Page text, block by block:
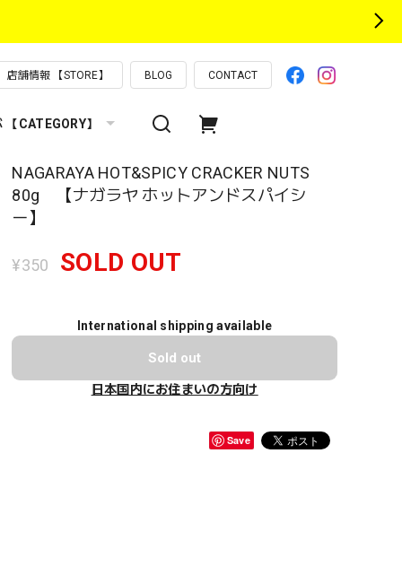
店舗情報 【STORE】 BLOG CONTACT
CATEGORY】
NAGARAYA HOT&SPICY CRACKER NUTS
80g 【ナガラヤ ホットアンドスパイシ
ー】
¥350 SOLD OUT
International shipping available
Sold out
日本国内にお住まいの方向け
Save